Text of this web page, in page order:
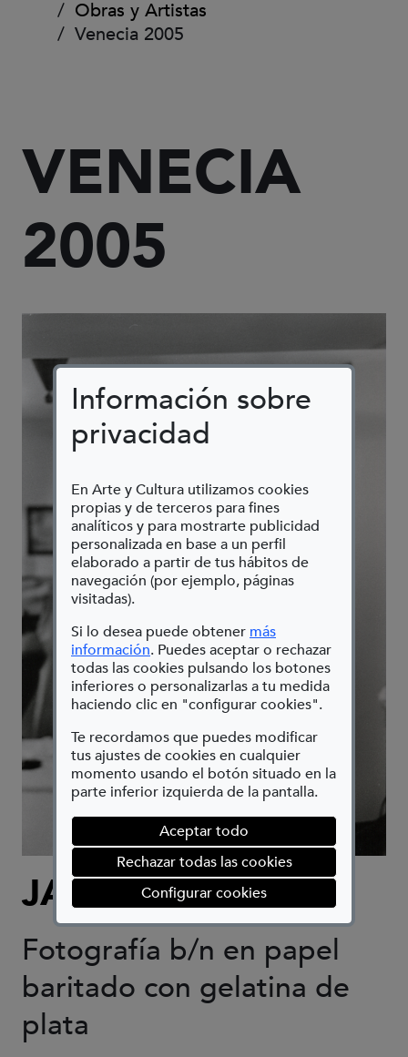
Información sobre
privacidad
En Arte y Cultura utilizamos cookies
propias y de terceros para fines
analíticos y para mostrarte publicidad
personalizada en base a un perfil
elaborado a partir de tus hábitos de
navegación (por ejemplo, páginas
visitadas).
Si lo desea puede obtener más
información(Abre en nueva ventana)
. Puedes aceptar o rechazar
todas las cookies pulsando los botones
inferiores o personalizarlas a tu medida
haciendo clic en "configurar cookies".
Te recordamos que puedes modificar
tus ajustes de cookies en cualquier
momento usando el botón situado en la
parte inferior izquierda de la pantalla.
Aceptar todo
Rechazar todas las cookies
Configurar cookies(abre en ventana
Obras y Artistas
Venecia 2005
VENECIA
2005
JAVIER CAMPANO
Fotografía b/n en papel
baritado con gelatina de
plata